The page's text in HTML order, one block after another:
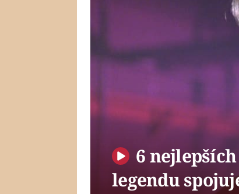
6
legendu